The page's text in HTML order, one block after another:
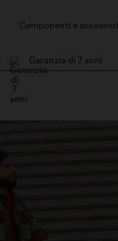
Componenti e accessori
Garanzia di 7 anni